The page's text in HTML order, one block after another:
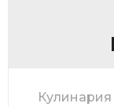
Кулинария